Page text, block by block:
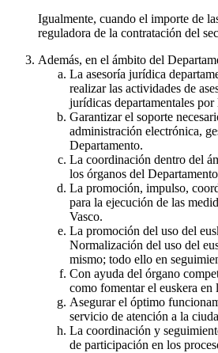
Igualmente, cuando el importe de
reguladora de la contratación del
Además, en el ámbito del
La asesoría jurídica
realizar las actividades de
jurídicas departamentales
Garantizar el soporte
administración electrónica,
Departamento.
La coordinación dentro del
los órganos del
La promoción, impulso,
para la ejecución de las
Vasco.
La promoción del uso del
Normalización del uso del
mismo; todo ello en
Con ayuda del órgano
como fomentar el euskera
Asegurar el óptimo
servicio de atención a la
La coordinación y
de participación en los